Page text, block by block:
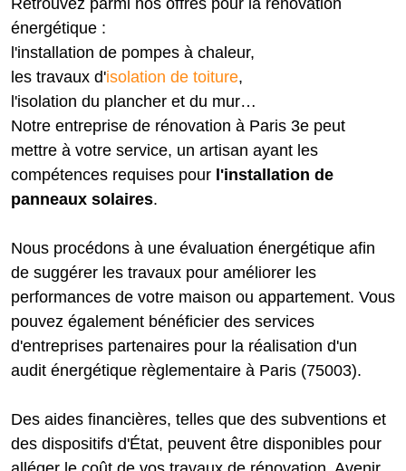
Retrouvez parmi nos offres pour la rénovation
énergétique :
l'installation de pompes à chaleur,
les travaux d'isolation de toiture,
l'isolation du plancher et du mur…
Notre entreprise de rénovation à Paris 3e peut
mettre à votre service, un artisan ayant les
compétences requises pour l'installation de
panneaux solaires.
Nous procédons à une évaluation énergétique afin
de suggérer les travaux pour améliorer les
performances de votre maison ou appartement. Vous
pouvez également bénéficier des services
d'entreprises partenaires pour la réalisation d'un
audit énergétique règlementaire à Paris (75003).
Des aides financières, telles que des subventions et
des dispositifs d'État, peuvent être disponibles pour